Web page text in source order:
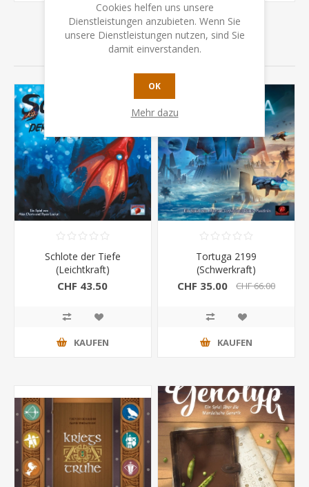
VERWANDTE PRODUKTE
Schlote der Tiefe
(Leichtkraft)
CHF 43.50
KAUFEN
Tortuga 2199
(Schwerkraft)
CHF 35.00 CHF 66.00
KAUFEN
Cookies helfen uns unsere
Dienstleistungen anzubieten. Wenn Sie
unsere Dienstleistungen nutzen, sind Sie
damit einverstanden.
OK
Mehr dazu